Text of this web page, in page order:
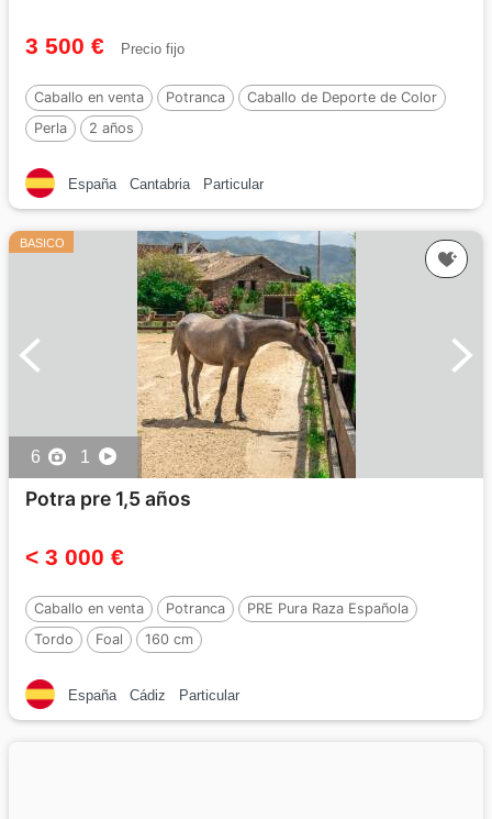
3 500 € Precio fijo
Caballo en venta Potranca
Caballo de Deporte de Color
Perla
2 años
España Cantabria Particular
BASICO
6 1
Potra pre 1,5 años
< 3 000 €
Caballo en venta Potranca
PRE Pura Raza Española
Tordo
Foal 160 cm
España Cádiz Particular